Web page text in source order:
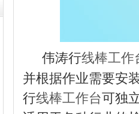
伟涛行线棒工作
并根据作业需要安
行线棒工作台可独